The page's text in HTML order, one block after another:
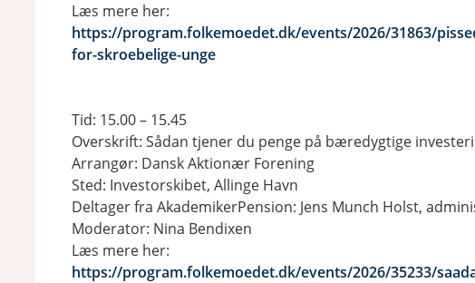
Læs mere her:
https://program.folkemoedet.dk/events/2026/31863/
for-skroebelige-unge
Tid: 15.00 – 15.45
Overskrift: Sådan tjener du penge på bæredygtige
Arrangør: Dansk Aktionær Forening
Sted: Investorskibet, Allinge Havn
Deltager fra AkademikerPension: Jens Munch Holst,
Moderator: Nina Bendixen
Læs mere her:
https://program.folkemoedet.dk/events/2026/35233/